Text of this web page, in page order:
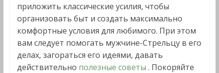
приложить классические усилия, чтобы
организовать быт и создать максимально
комфортные условия для любимого. При этом
вам следует помогать мужчине-Стрельцу в его
делах, загораться его идеями, давать
действительно полезные советы . Покоряйте